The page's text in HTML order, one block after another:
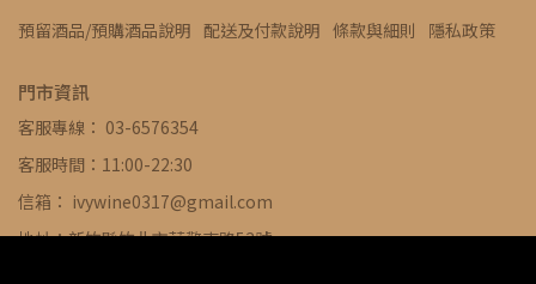
預留酒品/預購酒品說明 配送及付款說明 條款與細則 隱私政策
門市資訊
客服專線： 03-6576354
客服時間：11:00-22:30
信箱： ivywine0317@gmail.com
地址：新竹縣竹北市莊敬南路53號